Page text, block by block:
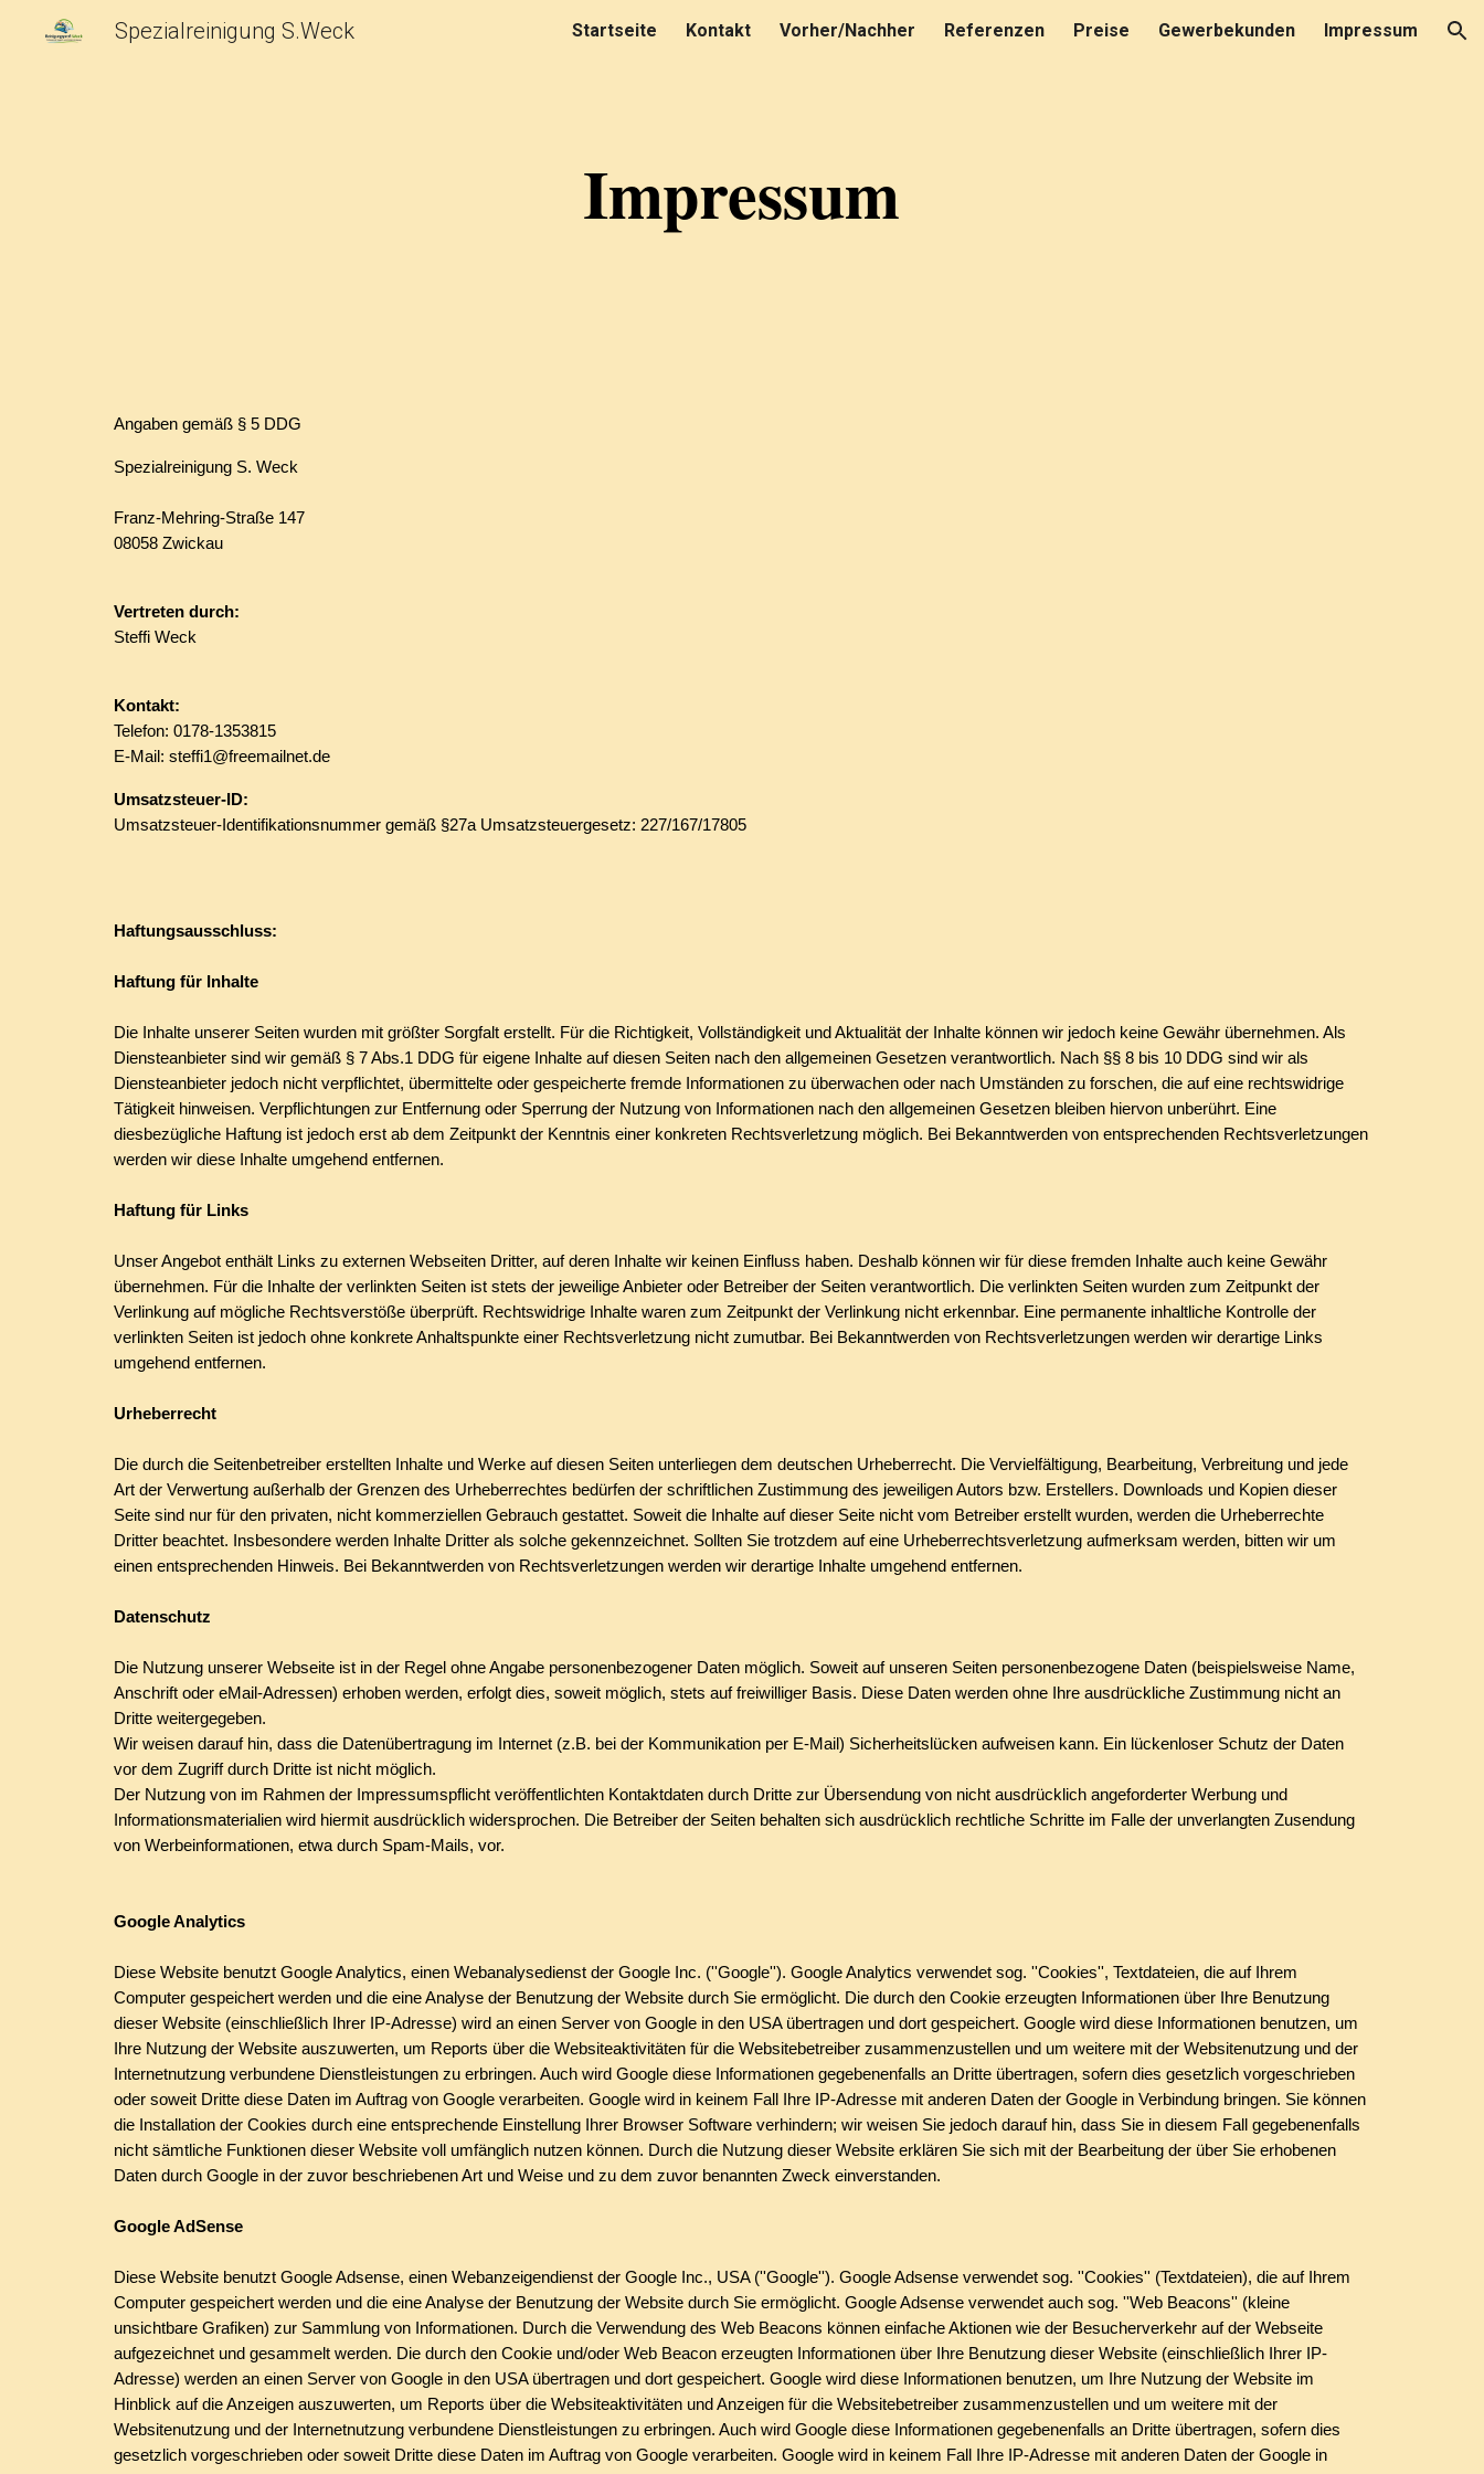
Skip to main content Skip to navigation
Spezialreinigung S.Weck Startseite Kontakt Vorher/Nachher Referenzen Preise Gewerbekunden Impressum
Impressum
Angaben gemäß § 5 DDG
Spezialreinigung S. Weck
Franz-Mehring-Straße 147
08058 Zwickau
Vertreten durch:
Steffi Weck
Kontakt:
Telefon: 0178-1353815
E-Mail: steffi1@freemailnet.de
Umsatzsteuer-ID:
Umsatzsteuer-Identifikationsnummer gemäß §27a Umsatzsteuergesetz: 227/167/17805
Haftungsausschluss:
Haftung für Inhalte
Die Inhalte unserer Seiten wurden mit größter Sorgfalt erstellt. Für die Richtigkeit, Vollständigkeit und Aktualität der Inhalte können wir jedoch keine Gewähr übernehmen. Als
Diensteanbieter sind wir gemäß § 7 Abs.1 DDG für eigene Inhalte auf diesen Seiten nach den allgemeinen Gesetzen verantwortlich. Nach §§ 8 bis 10 DDG sind wir als
Diensteanbieter jedoch nicht verpflichtet, übermittelte oder gespeicherte fremde Informationen zu überwachen oder nach Umständen zu forschen, die auf eine rechtswidrige
Tätigkeit hinweisen. Verpflichtungen zur Entfernung oder Sperrung der Nutzung von Informationen nach den allgemeinen Gesetzen bleiben hiervon unberührt. Eine
diesbezügliche Haftung ist jedoch erst ab dem Zeitpunkt der Kenntnis einer konkreten Rechtsverletzung möglich. Bei Bekanntwerden von entsprechenden Rechtsverletzungen
werden wir diese Inhalte umgehend entfernen.
Haftung für Links
Unser Angebot enthält Links zu externen Webseiten Dritter, auf deren Inhalte wir keinen Einfluss haben. Deshalb können wir für diese fremden Inhalte auch keine Gewähr
übernehmen. Für die Inhalte der verlinkten Seiten ist stets der jeweilige Anbieter oder Betreiber der Seiten verantwortlich. Die verlinkten Seiten wurden zum Zeitpunkt der
Verlinkung auf mögliche Rechtsverstöße überprüft. Rechtswidrige Inhalte waren zum Zeitpunkt der Verlinkung nicht erkennbar. Eine permanente inhaltliche Kontrolle der
verlinkten Seiten ist jedoch ohne konkrete Anhaltspunkte einer Rechtsverletzung nicht zumutbar. Bei Bekanntwerden von Rechtsverletzungen werden wir derartige Links
umgehend entfernen.
Urheberrecht
Die durch die Seitenbetreiber erstellten Inhalte und Werke auf diesen Seiten unterliegen dem deutschen Urheberrecht. Die Vervielfältigung, Bearbeitung, Verbreitung und jede
Art der Verwertung außerhalb der Grenzen des Urheberrechtes bedürfen der schriftlichen Zustimmung des jeweiligen Autors bzw. Erstellers. Downloads und Kopien dieser
Seite sind nur für den privaten, nicht kommerziellen Gebrauch gestattet. Soweit die Inhalte auf dieser Seite nicht vom Betreiber erstellt wurden, werden die Urheberrechte
Dritter beachtet. Insbesondere werden Inhalte Dritter als solche gekennzeichnet. Sollten Sie trotzdem auf eine Urheberrechtsverletzung aufmerksam werden, bitten wir um
einen entsprechenden Hinweis. Bei Bekanntwerden von Rechtsverletzungen werden wir derartige Inhalte umgehend entfernen.
Datenschutz
Die Nutzung unserer Webseite ist in der Regel ohne Angabe personenbezogener Daten möglich. Soweit auf unseren Seiten personenbezogene Daten (beispielsweise Name,
Anschrift oder eMail-Adressen) erhoben werden, erfolgt dies, soweit möglich, stets auf freiwilliger Basis. Diese Daten werden ohne Ihre ausdrückliche Zustimmung nicht an
Dritte weitergegeben.
Wir weisen darauf hin, dass die Datenübertragung im Internet (z.B. bei der Kommunikation per E-Mail) Sicherheitslücken aufweisen kann. Ein lückenloser Schutz der Daten
vor dem Zugriff durch Dritte ist nicht möglich.
Der Nutzung von im Rahmen der Impressumspflicht veröffentlichten Kontaktdaten durch Dritte zur Übersendung von nicht ausdrücklich angeforderter Werbung und
Informationsmaterialien wird hiermit ausdrücklich widersprochen. Die Betreiber der Seiten behalten sich ausdrücklich rechtliche Schritte im Falle der unverlangten Zusendung
von Werbeinformationen, etwa durch Spam-Mails, vor.
Google Analytics
Diese Website benutzt Google Analytics, einen Webanalysedienst der Google Inc. (''Google''). Google Analytics verwendet sog. ''Cookies'', Textdateien, die auf Ihrem
Computer gespeichert werden und die eine Analyse der Benutzung der Website durch Sie ermöglicht. Die durch den Cookie erzeugten Informationen über Ihre Benutzung
dieser Website (einschließlich Ihrer IP-Adresse) wird an einen Server von Google in den USA übertragen und dort gespeichert. Google wird diese Informationen benutzen, um
Ihre Nutzung der Website auszuwerten, um Reports über die Websiteaktivitäten für die Websitebetreiber zusammenzustellen und um weitere mit der Websitenutzung und der
Internetnutzung verbundene Dienstleistungen zu erbringen. Auch wird Google diese Informationen gegebenenfalls an Dritte übertragen, sofern dies gesetzlich vorgeschrieben
oder soweit Dritte diese Daten im Auftrag von Google verarbeiten. Google wird in keinem Fall Ihre IP-Adresse mit anderen Daten der Google in Verbindung bringen. Sie können
die Installation der Cookies durch eine entsprechende Einstellung Ihrer Browser Software verhindern; wir weisen Sie jedoch darauf hin, dass Sie in diesem Fall gegebenenfalls
nicht sämtliche Funktionen dieser Website voll umfänglich nutzen können. Durch die Nutzung dieser Website erklären Sie sich mit der Bearbeitung der über Sie erhobenen
Daten durch Google in der zuvor beschriebenen Art und Weise und zu dem zuvor benannten Zweck einverstanden.
Google AdSense
Diese Website benutzt Google Adsense, einen Webanzeigendienst der Google Inc., USA (''Google''). Google Adsense verwendet sog. ''Cookies'' (Textdateien), die auf Ihrem
Computer gespeichert werden und die eine Analyse der Benutzung der Website durch Sie ermöglicht. Google Adsense verwendet auch sog. ''Web Beacons'' (kleine
unsichtbare Grafiken) zur Sammlung von Informationen. Durch die Verwendung des Web Beacons können einfache Aktionen wie der Besucherverkehr auf der Webseite
aufgezeichnet und gesammelt werden. Die durch den Cookie und/oder Web Beacon erzeugten Informationen über Ihre Benutzung dieser Website (einschließlich Ihrer IP-
Adresse) werden an einen Server von Google in den USA übertragen und dort gespeichert. Google wird diese Informationen benutzen, um Ihre Nutzung der Website im
Hinblick auf die Anzeigen auszuwerten, um Reports über die Websiteaktivitäten und Anzeigen für die Websitebetreiber zusammenzustellen und um weitere mit der
Websitenutzung und der Internetnutzung verbundene Dienstleistungen zu erbringen. Auch wird Google diese Informationen gegebenenfalls an Dritte übertragen, sofern dies
gesetzlich vorgeschrieben oder soweit Dritte diese Daten im Auftrag von Google verarbeiten. Google wird in keinem Fall Ihre IP-Adresse mit anderen Daten der Google in